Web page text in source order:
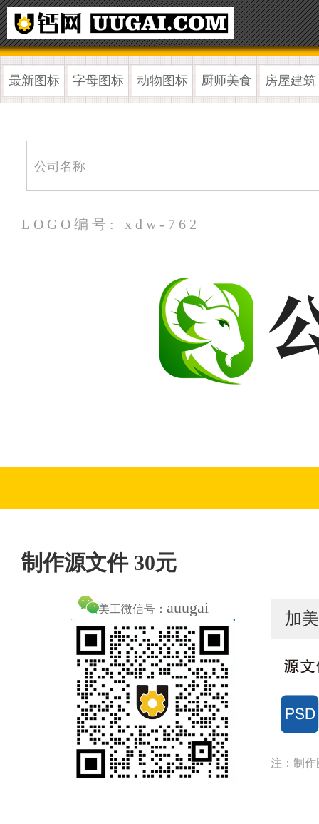
最新图标 字母图标 动物图标 厨师美食 房屋建筑
LOGO编号: xdw-762
制作源文件 30元
美工微信号： auugai
加
注：制作